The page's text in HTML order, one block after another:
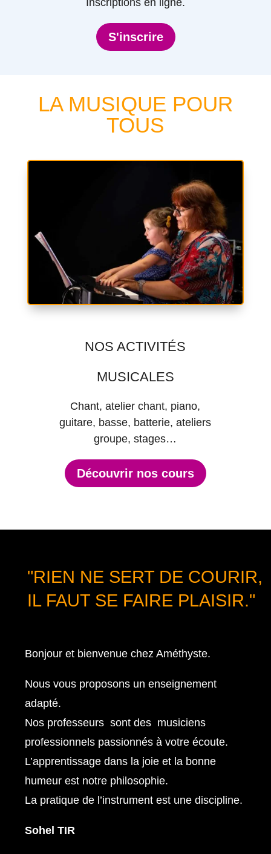
S'inscrire
LA MUSIQUE POUR
TOUS
NOS ACTIVITÉS
MUSICALES
Chant, atelier chant, piano,
guitare, basse, batterie, ateliers
groupe, stages…
Découvrir nos cours
"RIEN NE SERT DE COURIR,
IL FAUT SE FAIRE PLAISIR."
Bonjour et bienvenue chez Améthyste.
Nous vous proposons un enseignement
adapté.
Nos professeurs sont des musiciens
professionnels passionnés à votre écoute.
L’apprentissage dans la joie et la bonne
humeur est notre philosophie.
La pratique de l’instrument est une discipline.
Sohel TIR